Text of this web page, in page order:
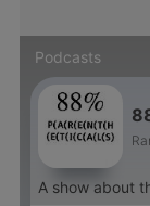
Podcasts
A show about